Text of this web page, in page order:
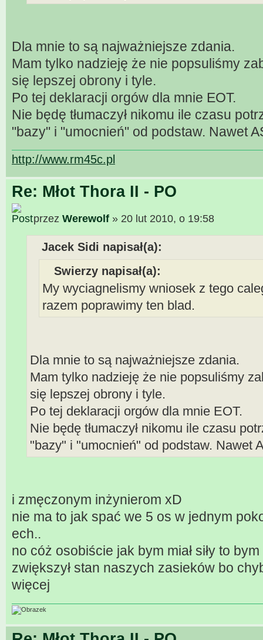
Dla mnie to są najważniejsze zdania.
Mam tylko nadzieję że nie popsuliśmy
się lepszej obrony i tyle.
Po tej deklaracji orgów dla mnie EOT.
Nie będę tłumaczył nikomu ile czasu
"bazy" i "umocnień" od podstaw. Nawet
http://www.rm45c.pl
Re: Młot Thora II - PO
przez Werewolf » 20 lut 2010, o 19:58
Jacek Sidi napisał(a):
Swierzy napisał(a):
My wyciagnelismy wniosek z tego
razem poprawimy ten blad.
Dla mnie to są najważniejsze zdania.
Mam tylko nadzieję że nie popsuliśmy
się lepszej obrony i tyle.
Po tej deklaracji orgów dla mnie EOT.
Nie będę tłumaczył nikomu ile czasu
"bazy" i "umocnień" od podstaw. Nawet
i zmęczonym inżynierom xD
nie ma to jak spać we 5 os w jednym
ech..
no cóż osobiście jak bym miał siły to
zwiększył stan naszych zasieków bo
więcej